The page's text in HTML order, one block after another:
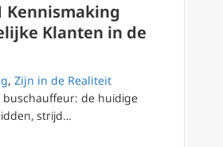
Kennismaking
Klanten in de
, Zijn in de Realiteit
buschauffeur: de huidige
strijd…
PapeCast1 Kennismaking